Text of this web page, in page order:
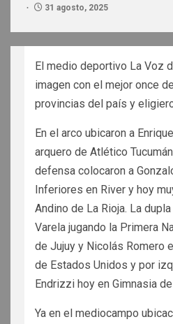
31 agosto, 2025
El medio deportivo La Voz
imagen con el mejor once
provincias del país y
En el arco ubicaron a
arquero de Atlético
defensa colocaron a
Inferiores en River y hoy
Andino de La Rioja. La
Varela jugando la Primera
de Jujuy y Nicolás Romero
de Estados Unidos y por
Endrizzi hoy en Gimnasia
Ya en el mediocampo